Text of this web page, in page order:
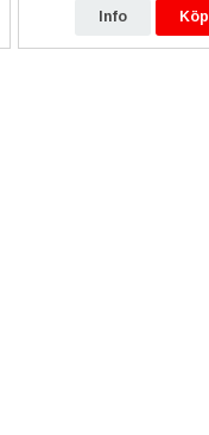
Info Köp